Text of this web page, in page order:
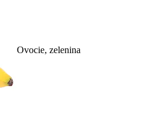
Ovocie, zelenina